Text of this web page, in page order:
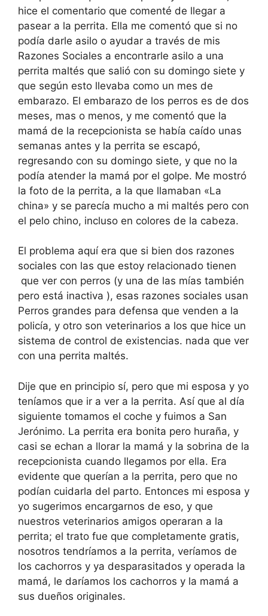
hice el comentario que comenté de llegar a
pasear a la perrita. Ella me comentó que si no
podía darle asilo o ayudar a través de mis
Razones Sociales a encontrarle asilo a una
perrita maltés que salió con su domingo siete y
que según esto llevaba como un mes de
embarazo. El embarazo de los perros es de dos
meses, mas o menos, y me comentó que la
mamá de la recepcionista se había caído unas
semanas antes y la perrita se escapó,
regresando con su domingo siete, y que no la
podía atender la mamá por el golpe. Me mostró
la foto de la perrita, a la que llamaban «La
china» y se parecía mucho a mi maltés pero con
el pelo chino, incluso en colores de la cabeza.
El problema aquí era que si bien dos razones
sociales con las que estoy relacionado tienen
que ver con perros (y una de las mías también
pero está inactiva ), esas razones sociales usan
Perros grandes para defensa que venden a la
policía, y otro son veterinarios a los que hice un
sistema de control de existencias. nada que ver
con una perrita maltés.
Dije que en principio sí, pero que mi esposa y yo
teníamos que ir a ver a la perrita. Así que al día
siguiente tomamos el coche y fuimos a San
Jerónimo. La perrita era bonita pero huraña, y
casi se echan a llorar la mamá y la sobrina de la
recepcionista cuando llegamos por ella. Era
evidente que querían a la perrita, pero que no
podían cuidarla del parto. Entonces mi esposa y
yo sugerimos encargarnos de eso, y que
nuestros veterinarios amigos operaran a la
perrita; el trato fue que completamente gratis,
nosotros tendríamos a la perrita, veríamos de
los cachorros y ya desparasitados y operada la
mamá, le daríamos los cachorros y la mamá a
sus dueños originales.